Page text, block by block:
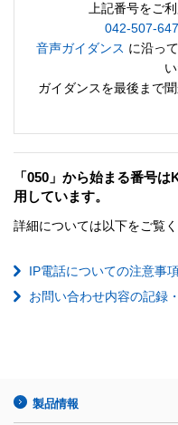
上記番号をご
042-507-
音声ガイダンス に沿っ
ガイダンスを最後まで
「050」から始まる番号
用しています。
詳細については以下をご覧く
IP電話についての注意事
お問い合わせ内容の記録
製品情報